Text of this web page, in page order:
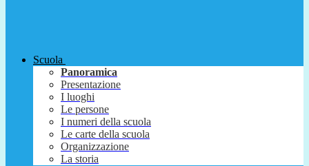
Scuola
Panoramica
Presentazione
I luoghi
Le persone
I numeri della scuola
Le carte della scuola
Organizzazione
La storia